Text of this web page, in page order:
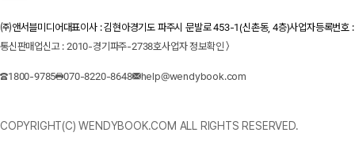
㈜앤서블미디어대표이사 : 김현아경기도 파주시 문발로 453-1(신촌동, 4층)사업자등록번
통신판매업신고 : 2010-경기파주-2738호사업자 정보확인 〉
1800-9785 070-8220-8648 help@wendybook.com
COPYRIGHT(C) WENDYBOOK.COM ALL RIGHTS RESERVED.